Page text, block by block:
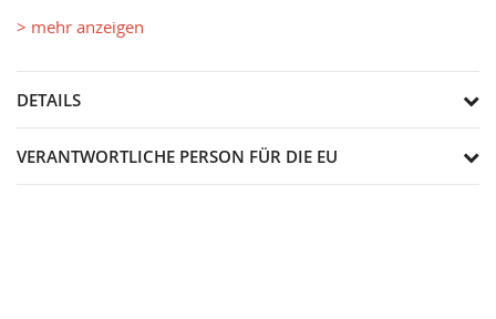
> mehr anzeigen
DETAILS
VERANTWORTLICHE PERSON FÜR DIE EU